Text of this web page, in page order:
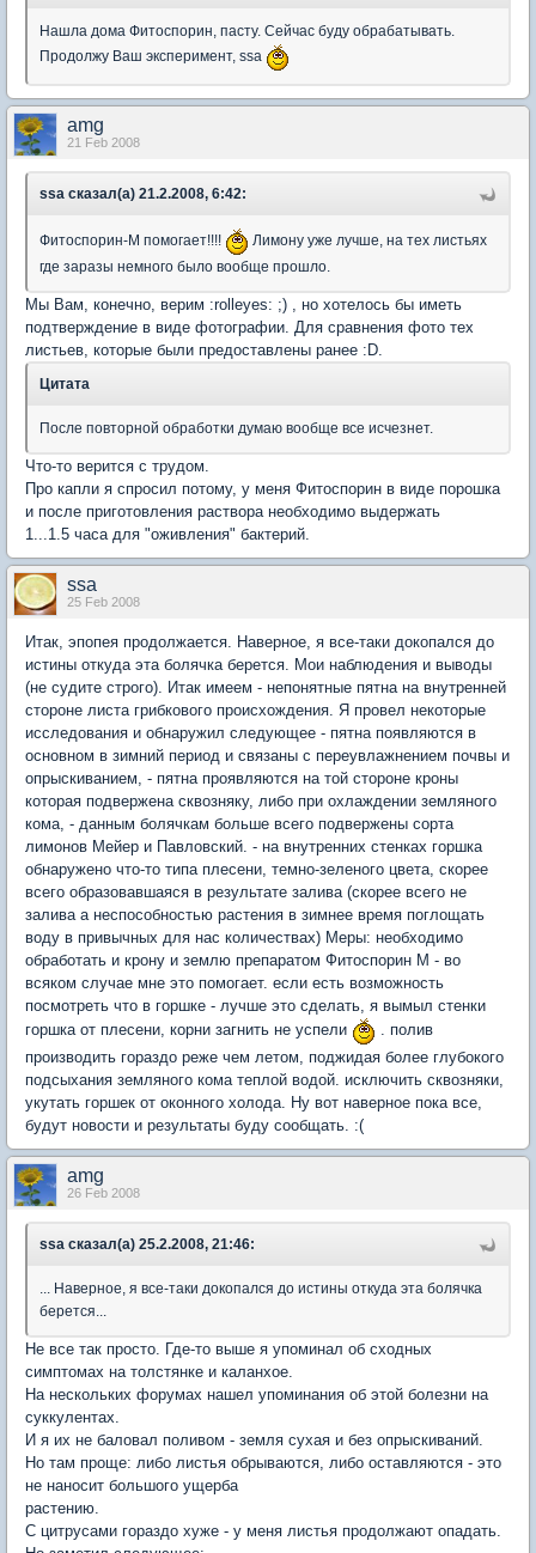
Нашла дома Фитоспорин, пасту. Сейчас буду обрабатывать.
Продолжу Ваш эксперимент, ssa
amg
21 Feb 2008
ssa сказал(а) 21.2.2008, 6:42:
Фитоспорин-М помогает!!!!
Лимону уже лучше, на тех листьях
где заразы немного было вообще прошло.
Мы Вам, конечно, верим :rolleyes: ;) , но хотелось бы иметь
подтверждение в виде фотографии. Для сравнения фото тех
листьев, которые были предоставлены ранее :D.
Цитата
После повторной обработки думаю вообще все исчезнет.
Что-то верится с трудом.
Про капли я спросил потому, у меня Фитоспорин в виде порошка
и после приготовления раствора необходимо выдержать
1...1.5 часа для "оживления" бактерий.
ssa
25 Feb 2008
Итак, эпопея продолжается. Наверное, я все-таки докопался до
истины откуда эта болячка берется. Мои наблюдения и выводы
(не судите строго). Итак имеем - непонятные пятна на внутренней
стороне листа грибкового происхождения. Я провел некоторые
исследования и обнаружил следующее - пятна появляются в
основном в зимний период и связаны с переувлажнением почвы и
опрыскиванием, - пятна проявляются на той стороне кроны
которая подвержена сквозняку, либо при охлаждении земляного
кома, - данным болячкам больше всего подвержены сорта
лимонов Мейер и Павловский. - на внутренних стенках горшка
обнаружено что-то типа плесени, темно-зеленого цвета, скорее
всего образовавшаяся в результате залива (скорее всего не
залива а неспособностью растения в зимнее время поглощать
воду в привычных для нас количествах) Меры: необходимо
обработать и крону и землю препаратом Фитоспорин М - во
всяком случае мне это помогает. если есть возможность
посмотреть что в горшке - лучше это сделать, я вымыл стенки
горшка от плесени, корни загнить не успели
. полив
производить гораздо реже чем летом, поджидая более глубокого
подсыхания земляного кома теплой водой. исключить сквозняки,
укутать горшек от оконного холода. Ну вот наверное пока все,
будут новости и результаты буду сообщать. :(
amg
26 Feb 2008
ssa сказал(а) 25.2.2008, 21:46:
... Наверное, я все-таки докопался до истины откуда эта болячка
берется...
Не все так просто. Где-то выше я упоминал об сходных
симптомах на толстянке и каланхое.
На нескольких форумах нашел упоминания об этой болезни на
суккулентах.
И я их не баловал поливом - земля сухая и без опрыскиваний.
Но там проще: либо листья обрываются, либо оставляются - это
не наносит большого ущерба
растению.
С цитрусами гораздо хуже - у меня листья продолжают опадать.